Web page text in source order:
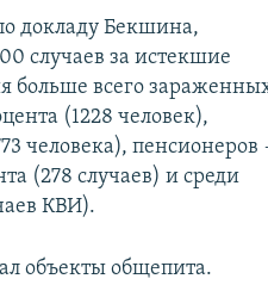
докладу Бекшина,
случаев за истекшие
больше всего
(1228 человек),
человека),
(278 случаев) и среди
КВИ).
объекты общепита.